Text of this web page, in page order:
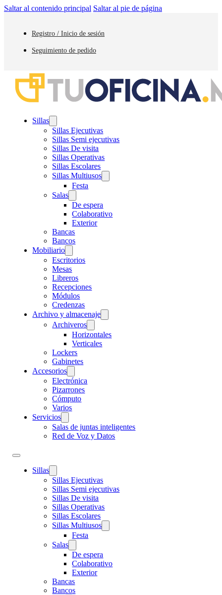
Saltar al contenido principal Saltar al pie de página
Registro / Inicio de sesión
Seguimiento de pedido
Sillas
Sillas Ejecutivas
Sillas Semi ejecutivas
Sillas De visita
Sillas Operativas
Sillas Escolares
Sillas Multiusos
Festa
Salas
De espera
Colaborativo
Exterior
Bancas
Bancos
Mobiliario
Escritorios
Mesas
Libreros
Recepciones
Módulos
Credenzas
Archivo y almacenaje
Archiveros
Horizontales
Verticales
Lockers
Gabinetes
Accesorios
Electrónica
Pizarrones
Cómputo
Varios
Servicios
Salas de juntas inteligentes
Red de Voz y Datos
Sillas
Sillas Ejecutivas
Sillas Semi ejecutivas
Sillas De visita
Sillas Operativas
Sillas Escolares
Sillas Multiusos
Festa
Salas
De espera
Colaborativo
Exterior
Bancas
Bancos